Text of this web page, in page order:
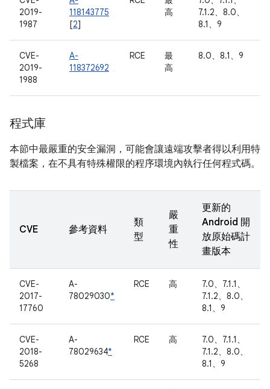
2019-
1987
118143775
[2]
高
7.1.2、8.0、
8.1、9
CVE-
2019-
1988
A-
118372692
RCE
最
高
8.0、8.1、9
程式庫
本節中最嚴重的安全漏洞，可能會讓遠端攻擊者得以利用特
製檔案，在不具有特殊權限的程序環境內執行任何程式碼。
CVE 參考資料
類
型
嚴
重
性
更新的
Android 開
放原始碼計
畫版本
CVE-
2017-
17760
A-
78029030*
RCE 高
7.0、7.1.1、
7.1.2、8.0、
8.1、9
CVE-
2018-
5268
A-
78029634*
RCE 高
7.0、7.1.1、
7.1.2、8.0、
8.1、9